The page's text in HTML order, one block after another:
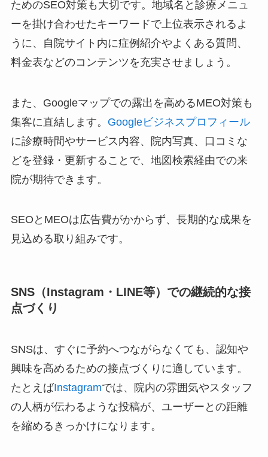
ためのSEO対策も大切です。地域名と診療メニュ
ーを掛け合わせたキーワードで上位表示されるよ
うに、自院サイト内に症例紹介やよくある質問、
料金表などのコンテンツを充実させましょう。
また、Googleマップでの露出を高めるMEO対策も
集客に直結します。 Googleビジネスプロフィール
に診療時間やサービス内容、院内写真、口コミな
どを登録・更新することで、地図検索経由での来
院が期待できます。
SEOとMEOは広告費がかからず、長期的な成果を
見込める取り組みです。
SNS（Instagram・LINE等）での継続的な接
点づくり
SNSは、すぐに予約へつながらなくても、認知や
興味を高めるための接点づくりに適しています。
たとえばInstagramでは、院内の雰囲気やスタッフ
の人柄が伝わるような投稿が、ユーザーとの距離
を縮めるきっかけになります。